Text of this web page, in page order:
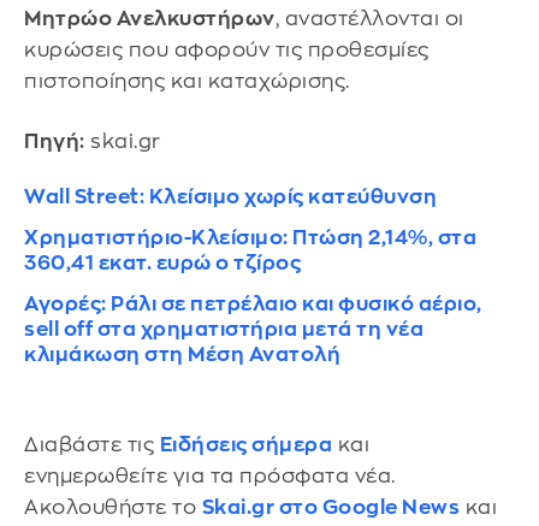
Μητρώο Ανελκυστήρων, αναστέλλονται οι
κυρώσεις που αφορούν τις προθεσμίες
πιστοποίησης και καταχώρισης.
Πηγή: skai.gr
Wall Street: Κλείσιμο χωρίς κατεύθυνση
Χρηματιστήριο-Κλείσιμο: Πτώση 2,14%, στα
360,41 εκατ. ευρώ ο τζίρος
Αγορές: Ράλι σε πετρέλαιο και φυσικό αέριο,
sell off στα χρηματιστήρια μετά τη νέα
κλιμάκωση στη Μέση Ανατολή
Διαβάστε τις Ειδήσεις σήμερα και
ενημερωθείτε για τα πρόσφατα νέα.
Ακολουθήστε το Skai.gr στο Google News και